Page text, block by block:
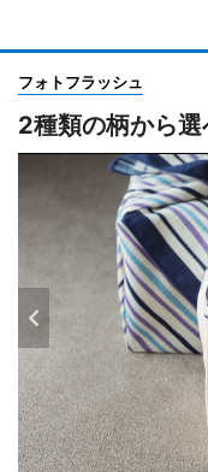
フォトフラッシュ
2種類の柄から